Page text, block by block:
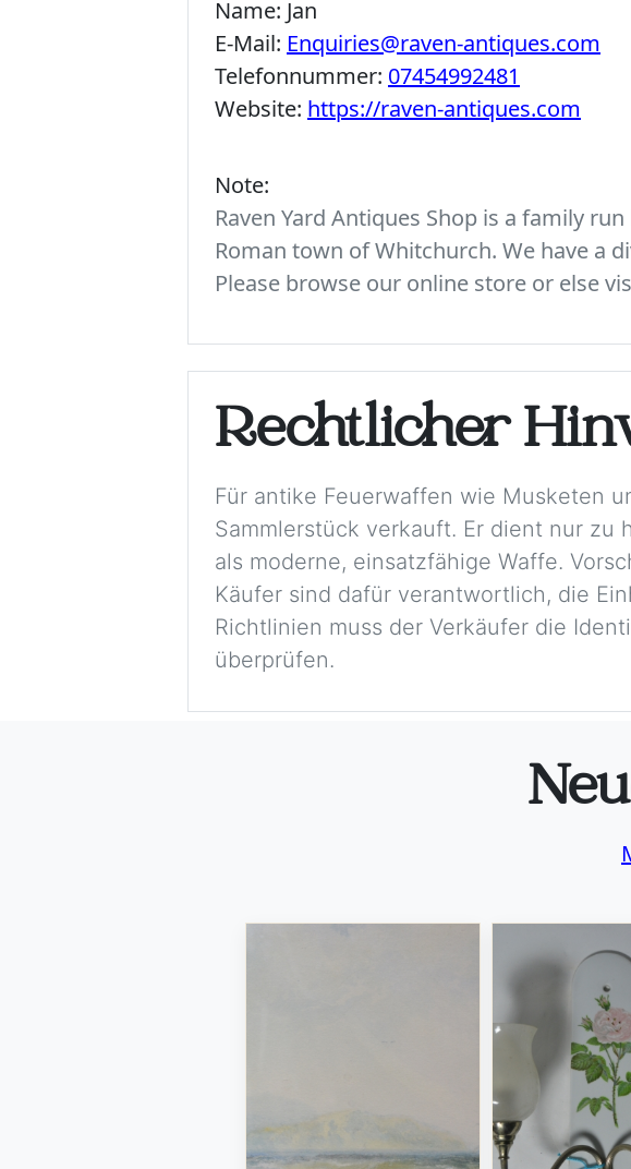
Name: Jan
E-Mail: Enquiries@raven-antiques.com
Telefonnummer: 07454992481
Website: https://raven-antiques.com
Note:
Raven Yard Antiques Shop is a family
Roman town of Whitchurch. We have a
Please browse our online store or else
Rechtlicher
Für antike Feuerwaffen wie Musketen
Sammlerstück verkauft. Er dient nur
als moderne, einsatzfähige Waffe.
Käufer sind dafür verantwortlich, die
Richtlinien muss der Verkäufer die
überprüfen.